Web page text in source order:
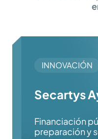
INNOVACIÓN
Secartys
Financiación
preparación y